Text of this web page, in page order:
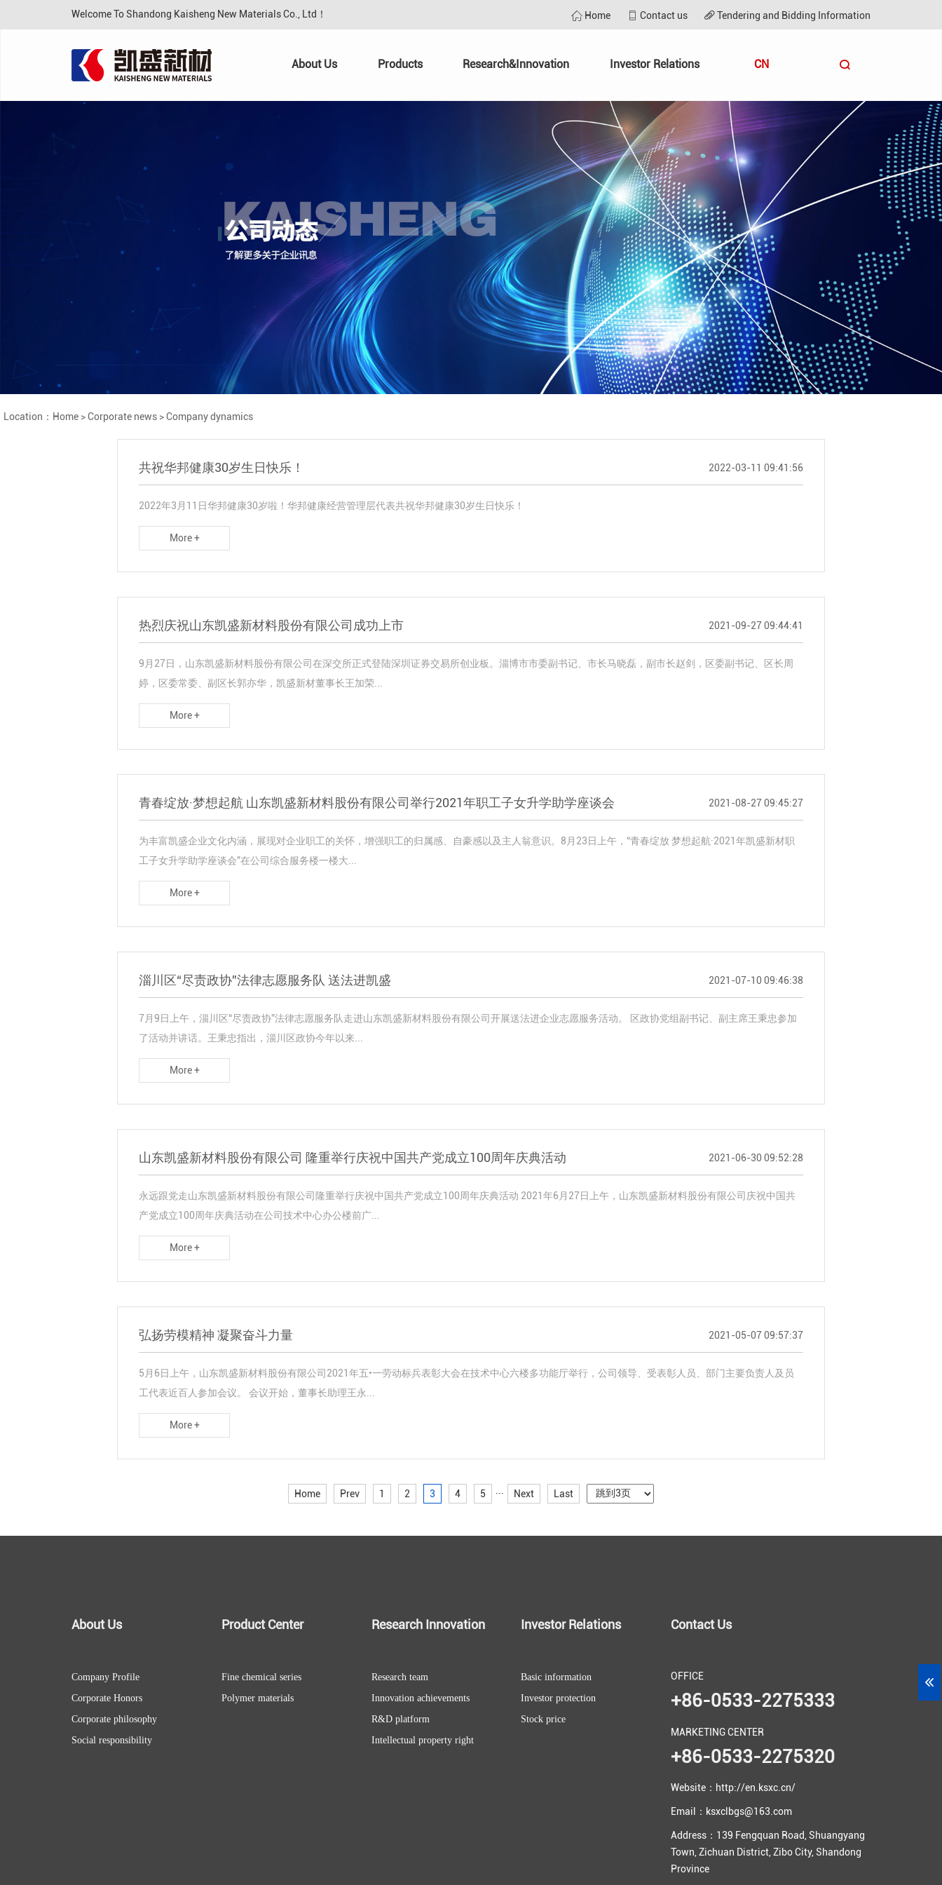
Welcome To Shandong Kaisheng New Materials Co., Ltd！ Home Contact us Tendering and Bidding Information
About Us Products Research&Innovation Investor Relations CN
Location： Home >Corporate news >Company dynamics
共祝华邦健康30岁生日快乐！ 2022-03-11 09:41:56
2022年3月11日华邦健康30岁啦！华邦健康经营管理层代表共祝华邦健康30岁生日快乐！
More +
热烈庆祝山东凯盛新材料股份有限公司成功上市 2021-09-27 09:44:41
9月27日，山东凯盛新材料股份有限公司在深交所正式登陆深圳证券交易所创业板。淄博市市委副书记、市长马晓磊，副市长赵剑，区委副书记、区长周
婷，区委常委、副区长郭亦华，凯盛新材董事长王加荣...
More +
青春绽放·梦想起航 山东凯盛新材料股份有限公司举行2021年职工子女升学助学座谈会 2021-08-27 09:45:27
为丰富凯盛企业文化内涵，展现对企业职工的关怀，增强职工的归属感、自豪感以及主人翁意识。8月23日上午，“青春绽放 梦想起航·2021年凯盛新材职
工子女升学助学座谈会”在公司综合服务楼一楼大...
More +
淄川区“尽责政协”法律志愿服务队 送法进凯盛 2021-07-10 09:46:38
7月9日上午，淄川区“尽责政协”法律志愿服务队走进山东凯盛新材料股份有限公司开展送法进企业志愿服务活动。 区政协党组副书记、副主席王秉忠参加
了活动并讲话。王秉忠指出，淄川区政协今年以来...
More +
山东凯盛新材料股份有限公司 隆重举行庆祝中国共产党成立100周年庆典活动 2021-06-30 09:52:28
永远跟党走山东凯盛新材料股份有限公司隆重举行庆祝中国共产党成立100周年庆典活动 2021年6月27日上午，山东凯盛新材料股份有限公司庆祝中国共
产党成立100周年庆典活动在公司技术中心办公楼前广...
More +
弘扬劳模精神 凝聚奋斗力量 2021-05-07 09:57:37
5月6日上午，山东凯盛新材料股份有限公司2021年五•一劳动标兵表彰大会在技术中心六楼多功能厅举行，公司领导、受表彰人员、部门主要负责人及员
工代表近百人参加会议。 会议开始，董事长助理王永...
More +
Home Prev 1 2 3 4 5 ··· Next Last
About Us
Company Profile
Corporate Honors
Corporate philosophy
Social responsibility
Product Center
Fine chemical series
Polymer materials
Research Innovation
Research team
Innovation achievements
R&D platform
Intellectual property right
Investor Relations
Basic information
Investor protection
Stock price
Contact Us
OFFICE
+86-0533-2275333
MARKETING CENTER
+86-0533-2275320
Website：http://en.ksxc.cn/
Email：ksxclbgs@163.com
Address：139 Fengquan Road, Shuangyang
Town, Zichuan District, Zibo City, Shandong
Province